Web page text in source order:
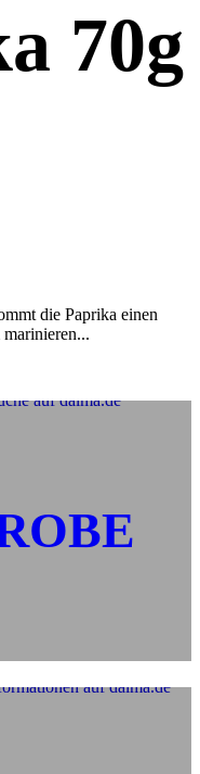
70g
die Paprika einen
marinieren...